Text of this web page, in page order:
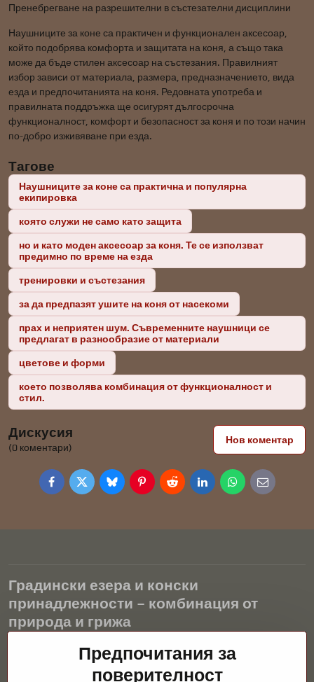
Пренебрегване на разрешителни в състезателни дисциплини
Наушниците за коне са практичен и функционален аксесоар,
който подобрява комфорта и защитата на коня, а също така
може да бъде стилен аксесоар на състезания. Правилният
избор зависи от материала, размера, предназначението, вида
езда и предпочитанията на коня. Редовната употреба и
правилната поддръжка ще осигурят дългосрочна
функционалност, комфорт и безопасност за коня и по този начин
по-добро изживяване при езда.
Тагове
Наушниците за коне са практична и популярна
екипировка
която служи не само като защита
но и като моден аксесоар за коня. Те се използват
предимно по време на езда
тренировки и състезания
за да предпазят ушите на коня от насекоми
прах и неприятен шум. Съвременните наушници се
предлагат в разнообразие от материали
цветове и форми
което позволява комбинация от функционалност и
стил.
Дискусия
(0 коментари)
Нов коментар
FacebookTwitterBlueskyPinterestRedditLinkedInWhatsApp
E-
mail
Градински езера и конски
принадлежности – комбинация от
природа и грижа
Градинските езера са красиво допълнение към всеки екстериор
и създават хармонична среда за релаксация и живот на водните
животни. Правилната технология, филтрацията и редовната
Предпочитания за
поверителност